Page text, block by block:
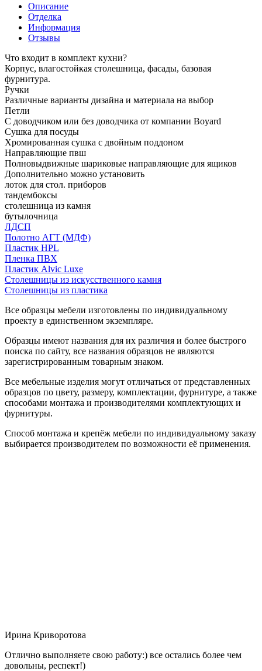
Описание
Отделка
Информация
Отзывы
Что входит в комплект кухни?
Корпус, влагостойкая столешница, фасады, базовая
фурнитура.
Ручки
Различные варианты дизайна и материала на выбор
Петли
С доводчиком или без доводчика от компании Boyard
Сушка для посуды
Хромированная сушка с двойным поддоном
Направляющие пвш
Полновыдвижные шариковые направляющие для ящиков
Дополнительно можно установить
лоток для стол. приборов
тандембоксы
столешница из камня
бутылочница
ЛДСП
Полотно АГТ (МДФ)
Пластик HPL
Пленка ПВХ
Пластик Alvic Luxe
Столешницы из искусственного камня
Столешницы из пластика
Все образцы мебели изготовлены по индивидуальному
проекту в единственном экземпляре.
Образцы имеют названия для их различия и более быстрого
поиска по сайту, все названия образцов не являются
зарегистрированным товарным знаком.
Все мебельные изделия могут отличаться от представленных
образцов по цвету, размеру, комплектации, фурнитуре, а также
способами монтажа и производителями комплектующих и
фурнитуры.
Способ монтажа и крепёж мебели по индивидуальному заказу
выбирается производителем по возможности её применения.
Ирина Криворотова
Отлично выполняете свою работу:) все остались более чем
довольны, респект!)